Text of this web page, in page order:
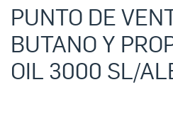
PUNTO DE
BUTANO Y
OIL 3000 SL/